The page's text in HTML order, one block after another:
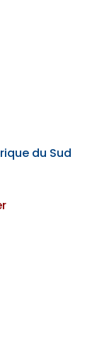
du Sud